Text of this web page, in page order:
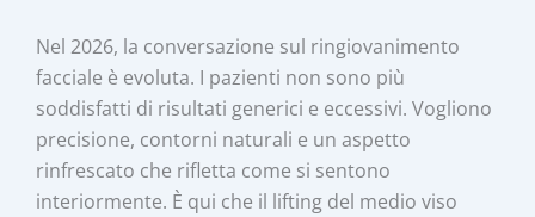
Nel 2026, la conversazione sul ringiovanimento
facciale è evoluta. I pazienti non sono più
soddisfatti di risultati generici e eccessivi. Vogliono
precisione, contorni naturali e un aspetto
rinfrescato che rifletta come si sentono
interiormente. È qui che il lifting del medio viso